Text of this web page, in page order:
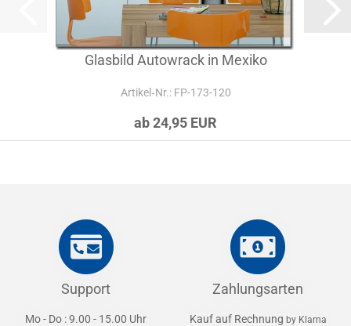
Glasbild Autowrack in Mexiko
Artikel‑Nr.: FP-173-120
ab 24,95 EUR
Support
Mo - Do : 9.00 - 15.00 Uhr
Zahlungsarten
Kauf auf Rechnung by Klarna